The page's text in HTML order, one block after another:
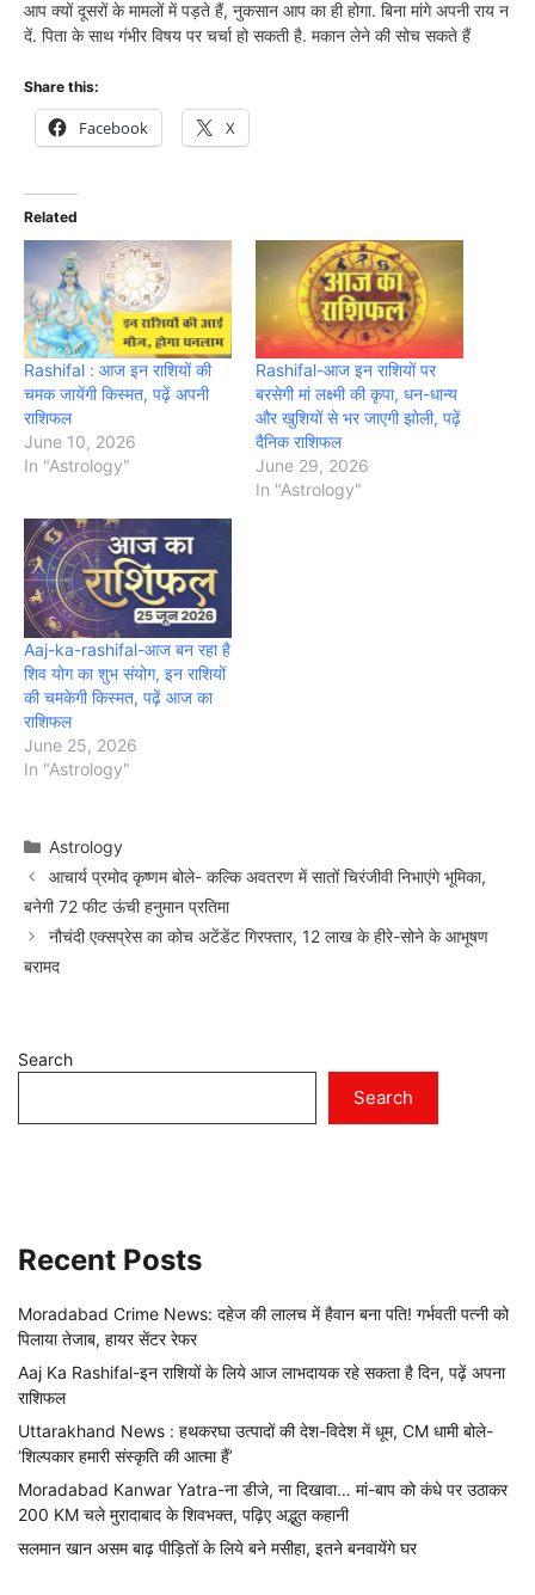
आप क्यों दूसरों के मामलों में पड़ते हैं, नुकसान आप का ही होगा. बिना मांगे अपनी राय न
दें. पिता के साथ गंभीर विषय पर चर्चा हो सकती है. मकान लेने की सोच सकते हैं
Share this:
Facebook X
Related
Rashifal : आज इन राशियों की
चमक जायेंगी किस्मत, पढ़ें अपनी
राशिफल
June 10, 2026
In "Astrology"
Rashifal-आज इन राशियों पर
बरसेगी मां लक्ष्मी की कृपा, धन-धान्य
और खुशियों से भर जाएगी झोली, पढ़ें
दैनिक राशिफल
June 29, 2026
In "Astrology"
Aaj-ka-rashifal-आज बन रहा है
शिव योग का शुभ संयोग, इन राशियों
की चमकेगी किस्मत, पढ़ें आज का
राशिफल
June 25, 2026
In "Astrology"
Categories
Astrology
आचार्य प्रमोद कृष्णम बोले- कल्कि अवतरण में सातों चिरंजीवी निभाएंगे भूमिका,
बनेगी 72 फीट ऊंची हनुमान प्रतिमा
नौचंदी एक्सप्रेस का कोच अटेंडेंट गिरफ्तार, 12 लाख के हीरे-सोने के आभूषण
बरामद
Search
Search
Recent Posts
Moradabad Crime News: दहेज की लालच में हैवान बना पति! गर्भवती पत्नी को
पिलाया तेजाब, हायर सेंटर रेफर
Aaj Ka Rashifal-इन राशियों के लिये आज लाभदायक रहे सकता है दिन, पढ़ें अपना
राशिफल
Uttarakhand News : हथकरघा उत्पादों की देश-विदेश में धूम, CM धामी बोले-
‘शिल्पकार हमारी संस्कृति की आत्मा हैं’
Moradabad Kanwar Yatra-ना डीजे, ना दिखावा… मां-बाप को कंधे पर उठाकर
200 KM चले मुरादाबाद के शिवभक्त, पढ़िए अद्भुत कहानी
सलमान खान असम बाढ़ पीड़ितों के लिये बने मसीहा, इतने बनवायेंगे घर